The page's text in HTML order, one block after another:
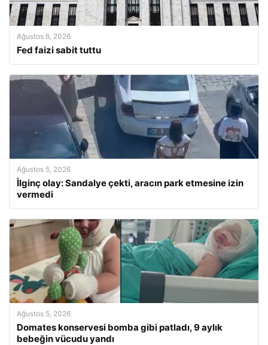
Ağustos 6, 2026
Fed faizi sabit tuttu
Ağustos 5, 2026
İlginç olay: Sandalye çekti, aracın park etmesine izin
vermedi
Ağustos 5, 2026
Domates konservesi bomba gibi patladı, 9 aylık
bebeğin vücudu yandı